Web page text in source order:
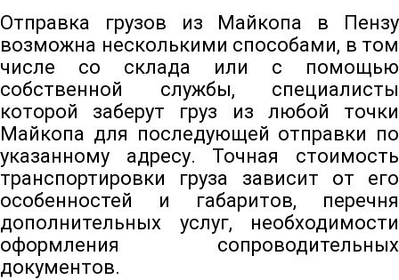
Отправка грузов из Майкопа в Пензу
возможна несколькими способами, в том
числе со склада или с помощью
собственной службы, специалисты
которой заберут груз из любой точки
Майкопа для последующей отправки по
указанному адресу. Точная стоимость
транспортировки груза зависит от его
особенностей и габаритов, перечня
дополнительных услуг, необходимости
оформления сопроводительных
документов.